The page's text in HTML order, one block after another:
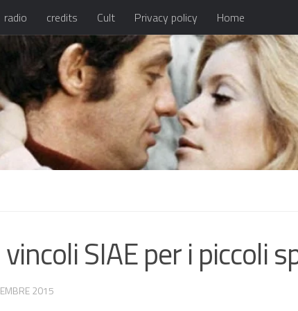
radio credits Cult Privacy policy Home
vincoli SIAE per i piccoli
2015